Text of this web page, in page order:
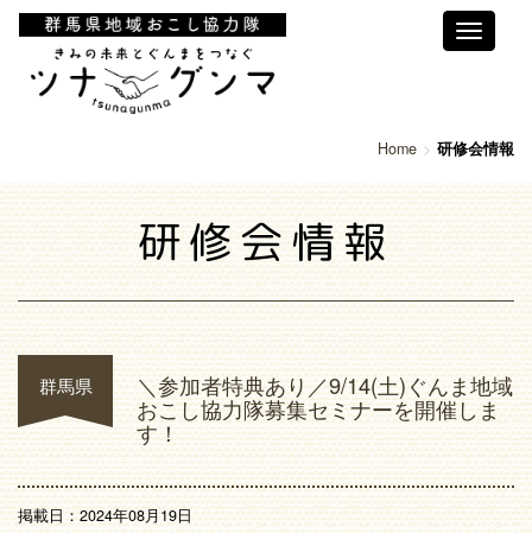
Toggle
Home 研修会情報
研修会情報
群馬県 ＼参加者特典あり／9/14(土)ぐんま地域
おこし協力隊募集セミナーを開催しま
す！
掲載日：2024年08月19日